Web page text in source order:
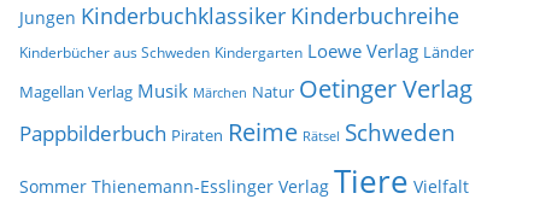
Jungen Kinderbuchklassiker Kinderbuchreihe
Kinderbücher aus Schweden Kindergarten Loewe Verlag Länder
Magellan Verlag Musik Märchen Natur Oetinger Verlag
Pappbilderbuch Piraten Reime Rätsel Schweden
Sommer Thienemann-Esslinger Verlag Tiere Vielfalt